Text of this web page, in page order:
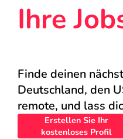
Ihre
Finde deinen
Deutschland, den
remote, und lass
Erstellen Sie Ihr
kostenloses Profil